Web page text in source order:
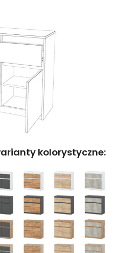
kolorystyczne: